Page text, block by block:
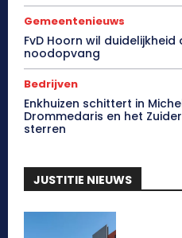
Gemeentenieuws
FvD Hoorn wil
noodopvang
Bedrijven
Enkhuizen schittert in
Drommedaris en het
sterren
JUSTITIE NIEUWS